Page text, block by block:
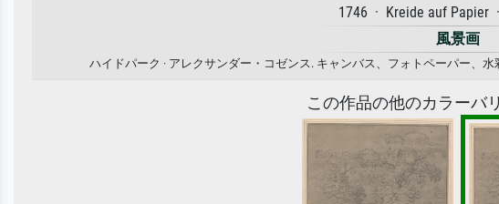
1746 · Kreide auf Papier
風景画
ハイドパーク · アレクサンダー・コゼンス. キャンバス、フォトペーパー、
この作品の他のカラーバ